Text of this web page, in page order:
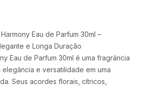
Eau de Parfum 30ml –
e Longa Duração
Eau de Parfum 30ml é uma fragrância
e versatilidade em uma
Seus acordes florais, cítricos,